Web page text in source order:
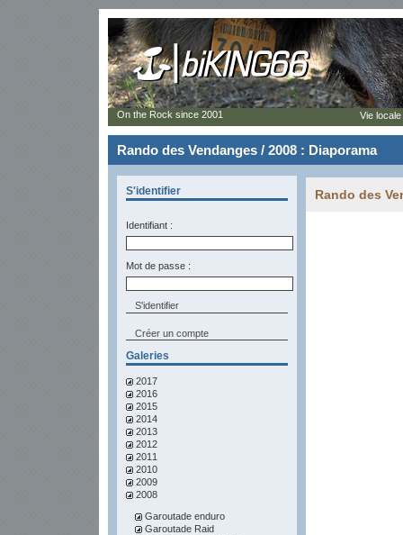
Rando des Vendanges / 2008 : Diaporama
S'identifier
Identifiant :
Mot de passe :
Créer un compte
Galeries
2017
2016
2015
2014
2013
2012
2011
2010
2009
2008
Garoutade enduro
Garoutade Raid
Rando des
On the Rock since 2001 Vie